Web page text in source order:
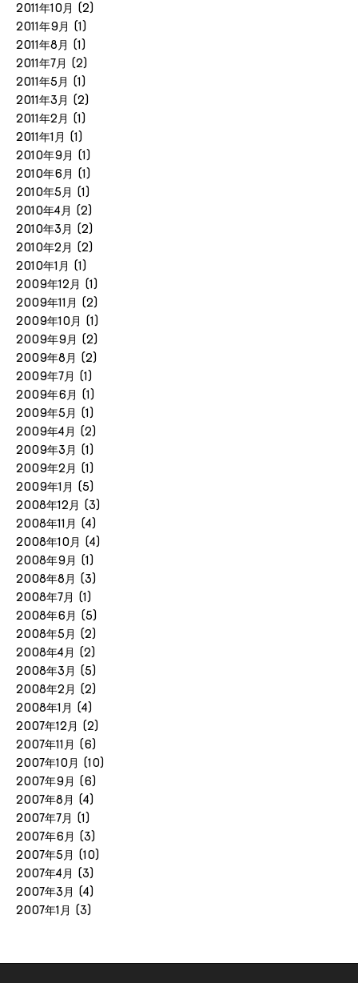
2011年10月 (2)
2011年9月 (1)
2011年8月 (1)
2011年7月 (2)
2011年5月 (1)
2011年3月 (2)
2011年2月 (1)
2011年1月 (1)
2010年9月 (1)
2010年6月 (1)
2010年5月 (1)
2010年4月 (2)
2010年3月 (2)
2010年2月 (2)
2010年1月 (1)
2009年12月 (1)
2009年11月 (2)
2009年10月 (1)
2009年9月 (2)
2009年8月 (2)
2009年7月 (1)
2009年6月 (1)
2009年5月 (1)
2009年4月 (2)
2009年3月 (1)
2009年2月 (1)
2009年1月 (5)
2008年12月 (3)
2008年11月 (4)
2008年10月 (4)
2008年9月 (1)
2008年8月 (3)
2008年7月 (1)
2008年6月 (5)
2008年5月 (2)
2008年4月 (2)
2008年3月 (5)
2008年2月 (2)
2008年1月 (4)
2007年12月 (2)
2007年11月 (6)
2007年10月 (10)
2007年9月 (6)
2007年8月 (4)
2007年7月 (1)
2007年6月 (3)
2007年5月 (10)
2007年4月 (3)
2007年3月 (4)
2007年1月 (3)